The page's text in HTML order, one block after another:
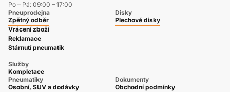
Po – Pá: 09:00 – 17:00
Pneuprodejna
Zpětný odběr
Vrácení zboží
Reklamace
Stárnutí pneumatik
Služby
Kompletace
Disky
Plechové disky
Pneumatiky
Osobní, SUV a dodávky
Dokumenty
Obchodní podmínky